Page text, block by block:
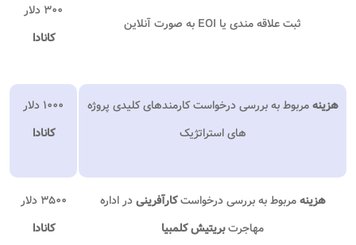
ثبت علاقه مندی یا EOI به صورت آنلاین
۳۰۰ دلار
کانادا
هزینهمربوط به بررسی درخواست کارمندهای کلیدی پروژه
های استراتژیک
۱۰۰۰ دلار
کانادا
هزینهمربوط به بررسی درخواستکارآفرینیدر اداره
مهاجرتبریتیش کلمبیا
۳۵۰۰ دلار
کانادا